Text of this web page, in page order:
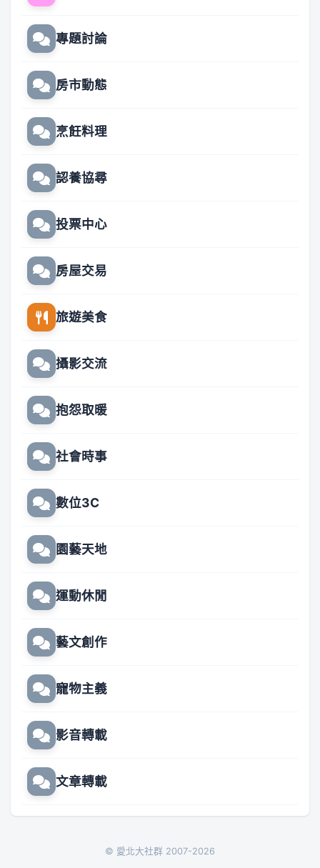
專題討論
房市動態
烹飪料理
認養協尋
投票中心
房屋交易
旅遊美食
攝影交流
抱怨取暖
社會時事
數位3C
園藝天地
運動休閒
藝文創作
寵物主義
影音轉載
文章轉載
© 愛北大社群 2007-2026